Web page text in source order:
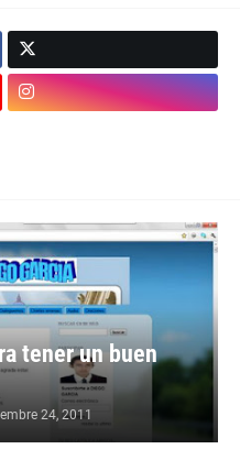
tener un buen
24, 2011